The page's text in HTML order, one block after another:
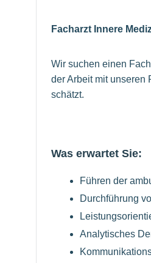
Facharzt Innere
Wir suchen einen
der Arbeit mit unseren
schätzt.
Was erwartet Sie:
Führen der
Durchführung
Analytisches